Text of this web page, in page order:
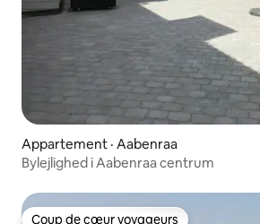
Appartement · Aabenraa
Bylejlighed i Aabenraa centrum
Coup de cœur voyageurs